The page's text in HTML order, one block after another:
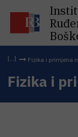
Fizika i primjena
Fizika i